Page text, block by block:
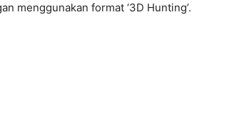
menggunakan format ‘3D Hunting’.